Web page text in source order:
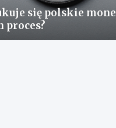
się polskie
proces?